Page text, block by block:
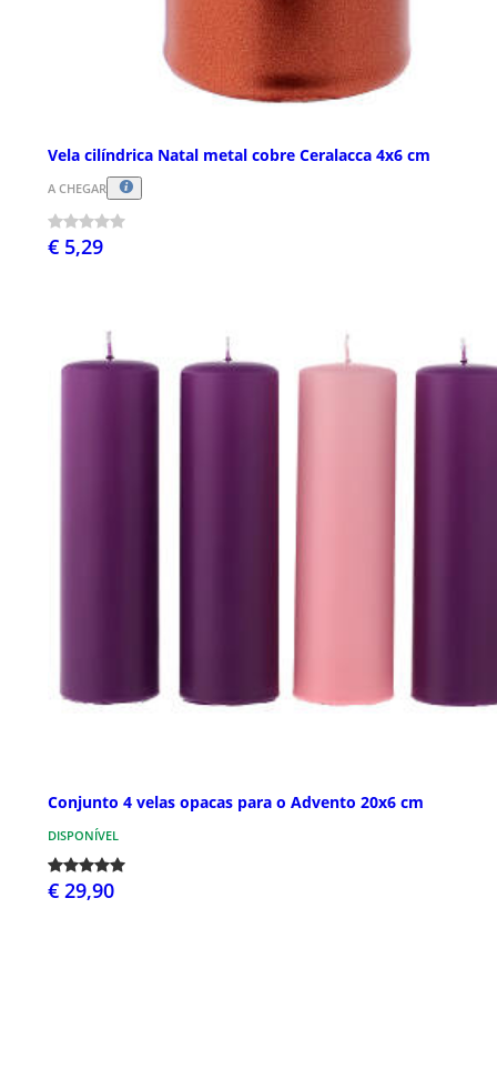
Vela cilíndrica Natal metal cobre Ceralacca 4x6 cm
A CHEGAR
€ 5,29
Conjunto 4 velas opacas para o Advento 20x6 cm
DISPONÍVEL
€ 29,90